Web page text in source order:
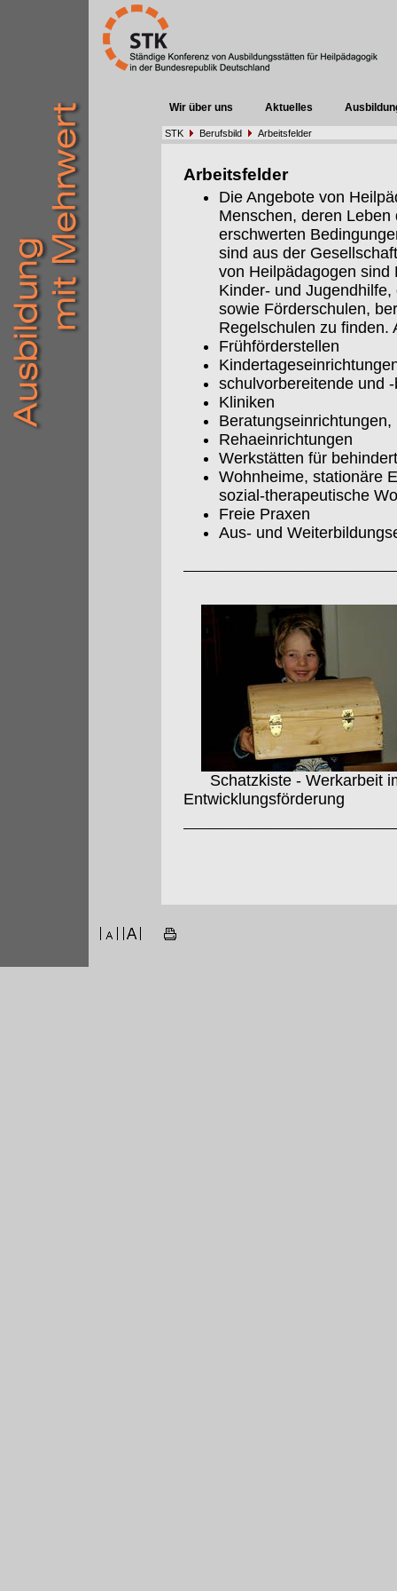
Wir über uns Aktuelles
STK Berufsbild Arbeitsfelder
Arbeitsfelder
Die Angebote von
Menschen, deren
erschwerten
sind aus der
von Heilpädagogen sind
Kinder- und
sowie Förderschulen,
Regelschulen zu finden.
Frühförderstellen
schulvorbereitende und
Kliniken
Beratungseinrichtungen,
Rehaeinrichtungen
Werkstätten für
Wohnheime, stationäre
sozial-therapeutische
Freie Praxen
Aus- und
Schatzkiste - Werkarbeit
Entwicklungsförderung